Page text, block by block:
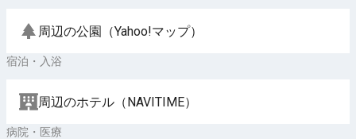
周辺の公園（Yahoo!マップ）
宿泊・入浴
周辺のホテル（NAVITIME）
病院・医療